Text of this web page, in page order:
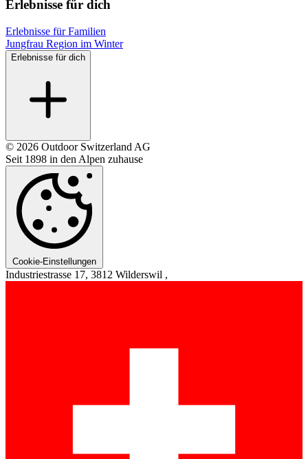
Erlebnisse für dich
Erlebnisse für Familien
Jungfrau Region im Winter
Erlebnisse für dich
© 2026 Outdoor Switzerland AG
Seit 1898 in den Alpen zuhause
Cookie-Einstellungen
Industriestrasse 17, 3812 Wilderswil ,